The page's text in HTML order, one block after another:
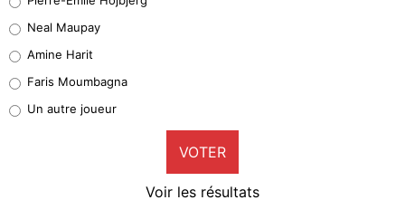
5%
1%
9%
Neal Maupay
Amine Harit
Faris Moumbagna
Un autre joueur
VOTER
Voir les résultats